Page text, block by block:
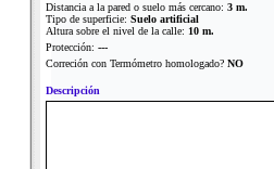
Distancia a la pared o suelo más cercano: 3 m.
Tipo de superficie: Suelo artificial
Altura sobre el nivel de la calle: 10 m.
Protección: ---
Correción con Termómetro homologado? NO
Descripción